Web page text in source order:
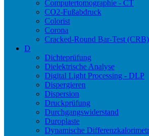
Computertomographie - CT
CO2-Fußabdruck
Colorist
Corona
Cracked-Round Bar-Test
D
Dichteprüfung
Dielektrische Analyse
Digital Light Processing - DLP
Dispergieren
Dispersion
Druckprüfung
Durchgangswiderstand
Duroplaste
Dynamische